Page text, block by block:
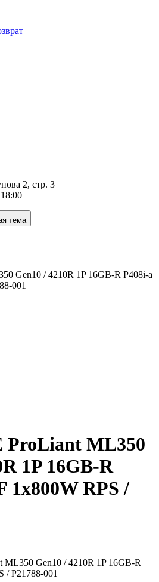
2, стр. 3
тема
Gen10 / 4210R 1P 16GB-R P408i-a
001
ProLiant ML350
1P 16GB-R
1x800W RPS /
ML350 Gen10 / 4210R 1P 16GB-R
/ P21788-001